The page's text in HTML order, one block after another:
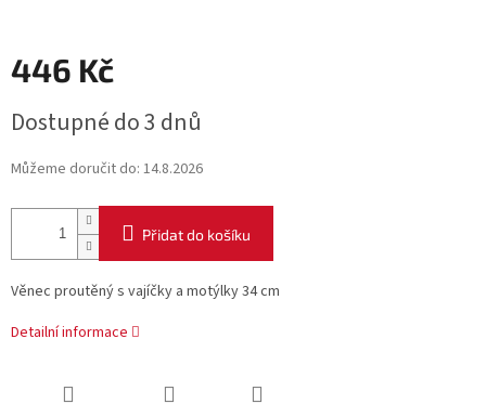
446 Kč
cena:
Dostupné do 3 dnů
Můžeme doručit do: 14.8.2026
Přidat do košíku
Věnec proutěný s vajíčky a motýlky 34 cm
Detailní informace